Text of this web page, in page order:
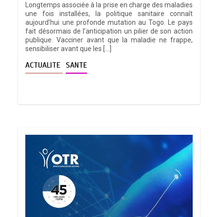
Longtemps associée à la prise en charge des maladies
une fois installées, la politique sanitaire connaît
aujourd’hui une profonde mutation au Togo. Le pays
fait désormais de l’anticipation un pilier de son action
publique. Vacciner avant que la maladie ne frappe,
sensibiliser avant que les […]
ACTUALITE SANTE